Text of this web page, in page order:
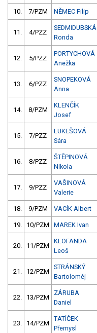
10. 7/PZM NĚMEC Filip
11. 4/PZZ
SEDMIDUBSKÁ
Ronda
12. 5/PZZ
PORTYCHOVÁ
Anežka
13. 6/PZZ
SNOPEKOVÁ
Anna
14. 8/PZM
KLENČÍK
Josef
15. 7/PZZ
LUKEŠOVÁ
Sára
16. 8/PZZ
ŠTĚPINOVÁ
Nikola
17. 9/PZZ
VAŠINOVÁ
Valerie
18. 9/PZM VACÍK Albert
19. 10/PZM MAREK Ivan
20. 11/PZM
KLOFANDA
Leoš
21. 12/PZM
STRÁNSKÝ
Bartoloměj
22. 13/PZM
ZÁRUBA
Daniel
23. 14/PZM
TATÍČEK
Přemysl